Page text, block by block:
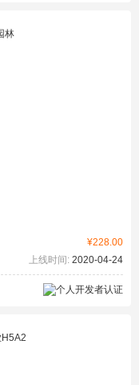
¥228.00
上线时间: 2020-04-24